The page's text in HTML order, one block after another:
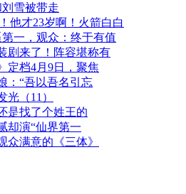
雪被带走
他才23岁啊！火箭白白
一，观众：终于有值
剧来了！阵容堪称有
定档4月9日，聚焦
：“吾以吾名引忘
（11）
是找了个姓王的
却演“仙界第一
众满意的《三体》